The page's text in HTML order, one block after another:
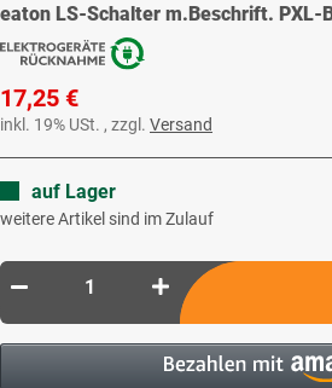
eaton LS-Schalter m.Beschrift. PXL-
17,25 €
inkl. 19% USt. , zzgl. Versand
auf Lager
weitere Artikel sind im Zulauf